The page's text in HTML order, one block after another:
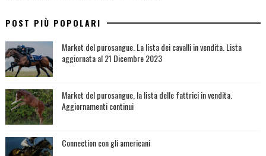
POST PIÙ POPOLARI
Market del purosangue. La lista dei cavalli in vendita. Lista
aggiornata al 21 Dicembre 2023
Market del purosangue, la lista delle fattrici in vendita.
Aggiornamenti continui
Connection con gli americani